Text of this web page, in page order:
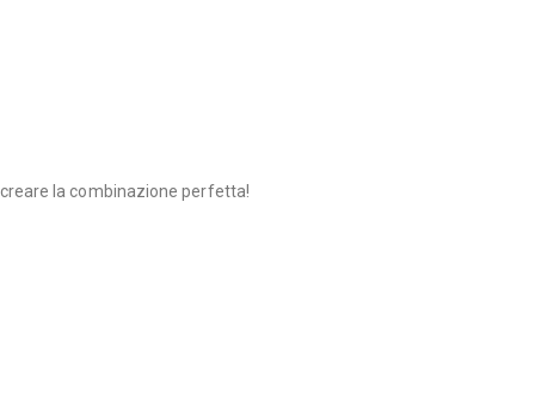
la combinazione perfetta!